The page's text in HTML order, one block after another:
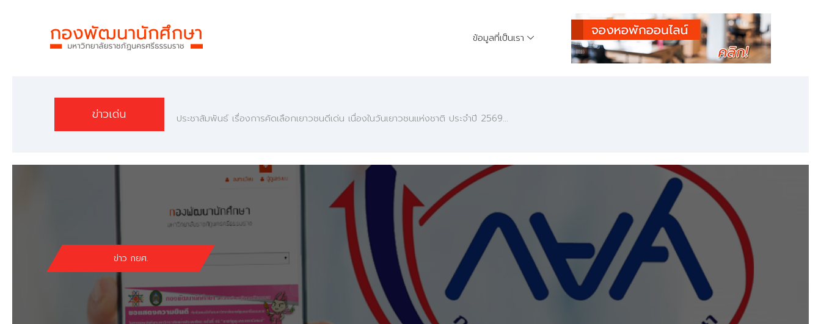
ข้อมูลที่เป็นเรา
ข่าวเด่น ประชาสัมพันธ์ เรื่องการคัดเลือกเยาวชนดีเด่น เนื่องในวันเยาวชนแห่งชาติ ประจำปี 2569...
ข่าว กยศ.